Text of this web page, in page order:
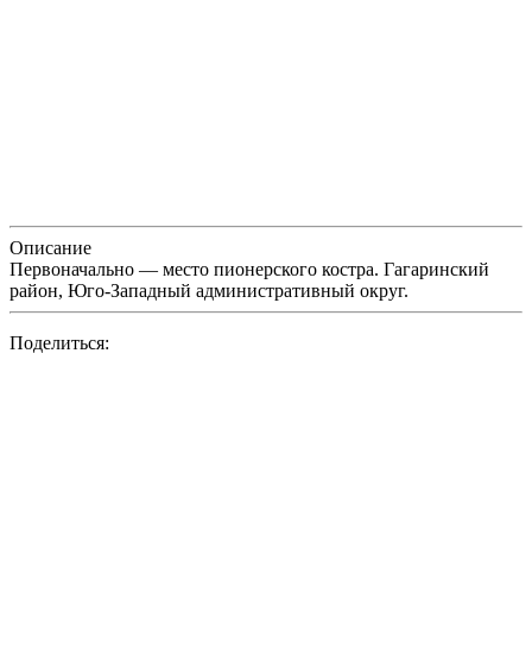
Описание
Первоначально — место пионерского костра. Гагаринский
район, Юго-Западный административный округ.
Поделиться: